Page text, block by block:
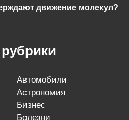
движение молекул?
автомобили
астрономия
бизнес
болезни